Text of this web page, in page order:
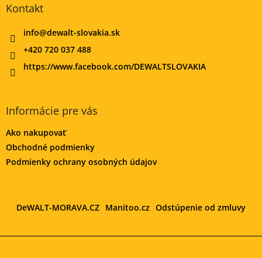
Kontakt
info@dewalt-slovakia.sk
+420 720 037 488
https://www.facebook.com/DEWALTSLOVAKIA
Informácie pre vás
Ako nakupovať
Obchodné podmienky
Podmienky ochrany osobných údajov
DeWALT-MORAVA.CZ Manitoo.cz Odstúpenie od zmluvy